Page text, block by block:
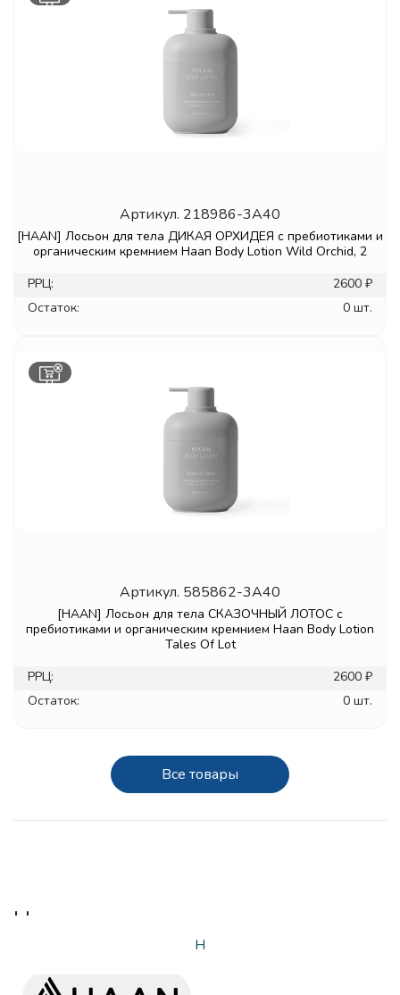
Артикул. 218986-3A40
[HAAN] Лосьон для тела ДИКАЯ ОРХИДЕЯ с пребиотиками и
органическим кремнием Haan Body Lotion Wild Orchid, 2
РРЦ:
2600 ₽
Остаток:
0 шт.
Артикул. 585862-3A40
[HAAN] Лосьон для тела СКАЗОЧНЫЙ ЛОТОС с
пребиотиками и органическим кремнием Haan Body Lotion
Tales Of Lot
РРЦ:
2600 ₽
Остаток:
0 шт.
Все товары
H
H